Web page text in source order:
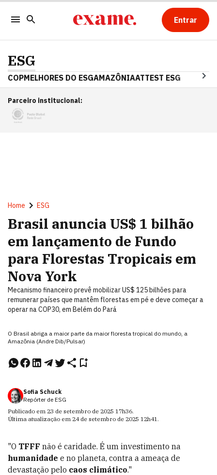
Entrar
ESG
COPMELHORES DO ESGAMAZÔNIAATTEST ESG
Parceiro institucional:
Home ESG
Brasil anuncia US$ 1 bilhão
em lançamento de Fundo
para Florestas Tropicais em
Nova York
Mecanismo financeiro prevê mobilizar US$ 125 bilhões para
remunerar países que mantêm florestas em pé e deve começar a
operar na COP30, em Belém do Pará
O Brasil abriga a maior parte da maior floresta tropical do mundo, a
Amazônia (Andre Dib/Pulsar)
Sofia Schuck
Repórter de ESG
Publicado em 23 de setembro de 2025 17h36.
Última atualização em 24 de setembro de 2025 12h41.
"O TFFF não é caridade. É um investimento na
humanidade e no planeta, contra a ameaça de
devastação pelo caos climático."